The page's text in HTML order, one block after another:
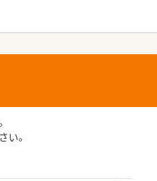
い。